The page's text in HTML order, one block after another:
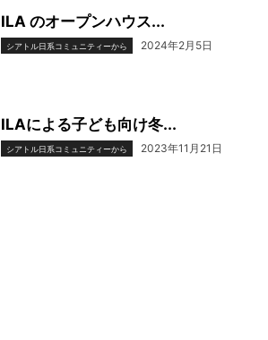
ILA のオープンハウス...
シアトル日系コミュニティーから 2024年2月5日
ILAによる子ども向け冬...
シアトル日系コミュニティーから 2023年11月21日